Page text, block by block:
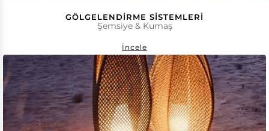
GÖLGELENDIRME SISTEMLERI
Şemsiye & Kumaş
İncele